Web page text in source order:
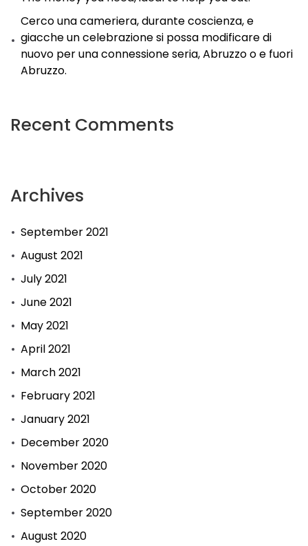
Cerco una cameriera, durante coscienza, e
giacche un celebrazione si possa modificare di
nuovo per una connessione seria, Abruzzo o e fuori
Abruzzo.
Recent Comments
Archives
September 2021
August 2021
July 2021
June 2021
May 2021
April 2021
March 2021
February 2021
January 2021
December 2020
November 2020
October 2020
September 2020
August 2020